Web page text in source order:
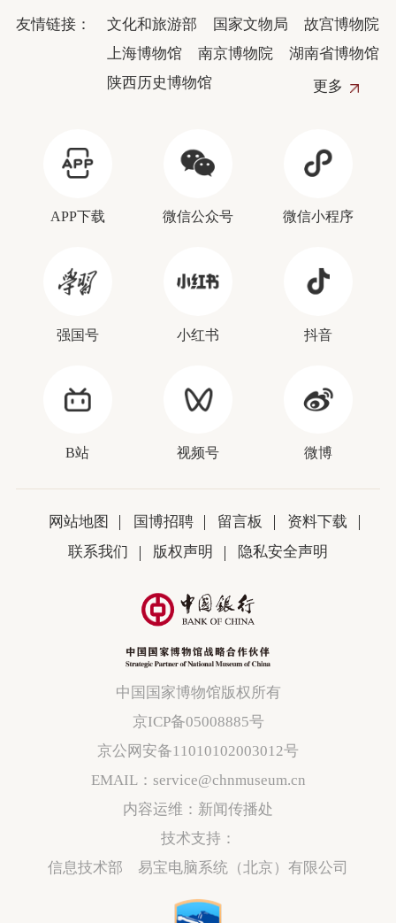
友情链接： 文化和旅游部 国家文物局
故宫博物院
上海博物馆
南京博物院
湖南省博物馆
陕西历史博物馆
更多
APP下载 微信公众号 微信小程序
强国号 小红书 抖音
B站 视频号 微博
网站地图 国博招聘 留言板
资料下载
联系我们
版权声明 隐私安全声明
中国国家博物馆版权所有
京ICP备05008885号
京公网安备11010102003012号
EMAIL：service@chnmuseum.cn
内容运维：新闻传播处
技术支持：
信息技术部 易宝电脑系统（北京）有限公司